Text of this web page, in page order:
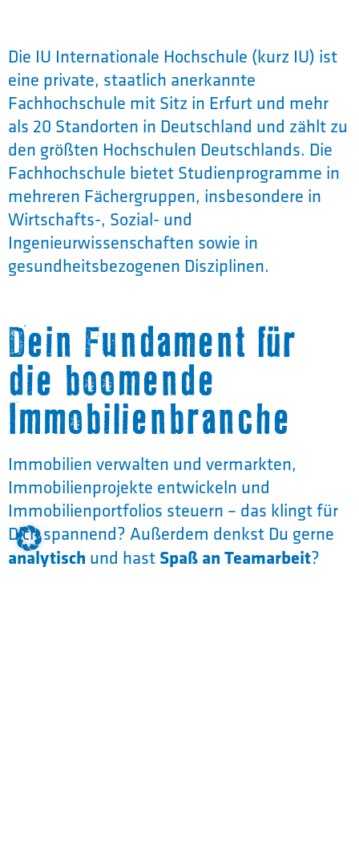
Die IU Internationale Hochschule (kurz IU) ist
eine private, staatlich anerkannte
Fachhochschule mit Sitz in Erfurt und mehr
als 20 Standorten in Deutschland und zählt zu
den größten Hochschulen Deutschlands. Die
Fachhochschule bietet Studienprogramme in
mehreren Fächergruppen, insbesondere in
Wirtschafts-, Sozial- und
Ingenieurwissenschaften sowie in
gesundheitsbezogenen Disziplinen.
Dein Fundament für
die boomende
Immobilienbranche
Immobilien verwalten und vermarkten,
Immobilienprojekte entwickeln und
Immobilienportfolios steuern – das klingt für
Dich spannend? Außerdem denkst Du gerne
analytisch und hastSpaß an Teamarbeit?